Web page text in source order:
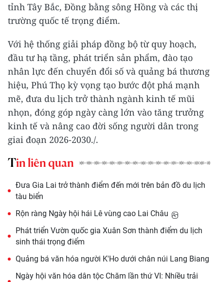
tỉnh Tây Bắc, Đồng bằng sông Hồng và các thị
trường quốc tế trọng điểm.
Với hệ thống giải pháp đồng bộ từ quy hoạch,
đầu tư hạ tầng, phát triển sản phẩm, đào tạo
nhân lực đến chuyển đổi số và quảng bá thương
hiệu, Phú Thọ kỳ vọng tạo bước đột phá mạnh
mẽ, đưa du lịch trở thành ngành kinh tế mũi
nhọn, đóng góp ngày càng lớn vào tăng trưởng
kinh tế và nâng cao đời sống người dân trong
giai đoạn 2026-2030./.
Tin liên quan
Đưa Gia Lai trở thành điểm đến mới trên bản đồ du lịch
tàu biển
Rộn ràng Ngày hội hái Lê vùng cao Lai Châu
Phát triển Vườn quốc gia Xuân Sơn thành điểm du lịch
sinh thái trọng điểm
Quảng bá văn hóa người K'Ho dưới chân núi Lang Biang
Ngày hội văn hóa dân tộc Chăm lần thứ VI: Nhiều trải